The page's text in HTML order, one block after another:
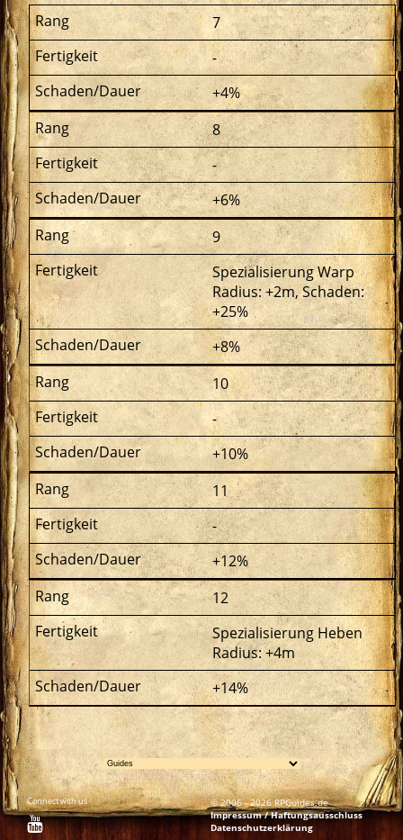
7
-
+4%
8
-
+6%
9
Spezialisierung Warp
Radius: +2m, Schaden:
+25%
+8%
10
-
+10%
11
-
+12%
12
Spezialisierung Heben
Radius: +4m
+14%
Connect with us
© 2006 - 2026 RPGuides.de
Impressum / Haftungsausschluss
Datenschutzerklärung